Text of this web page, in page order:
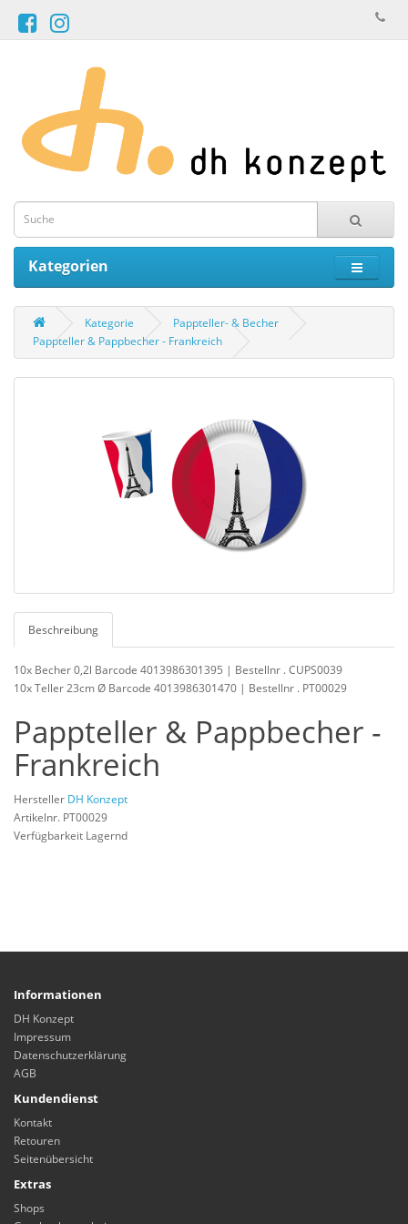
Kategorien
Kategorie
Pappteller- & Becher
Pappteller & Pappbecher - Frankreich
Beschreibung
10x Becher 0,2l Barcode 4013986301395 | Bestellnr . CUPS0039
10x Teller 23cm Ø Barcode 4013986301470 | Bestellnr . PT00029
Pappteller & Pappbecher -
Frankreich
Hersteller DH Konzept
Artikelnr. PT00029
Verfügbarkeit Lagernd
Informationen
DH Konzept
Impressum
Datenschutzerklärung
AGB
Kundendienst
Kontakt
Retouren
Seitenübersicht
Extras
Shops